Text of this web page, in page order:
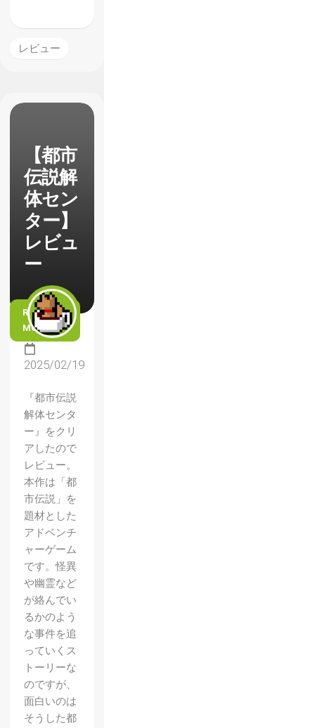
レビュー
【都市
伝説解
体セン
ター】
レビュ
ー
READ
MORE
2025/02/19
『都市伝説
解体センタ
ー』をクリ
アしたので
レビュー。
本作は「都
市伝説」を
題材とした
アドベンチ
ャーゲーム
です。怪異
や幽霊など
が絡んでい
るかのよう
な事件を追
っていくス
トーリーな
のですが、
面白いのは
そうした都